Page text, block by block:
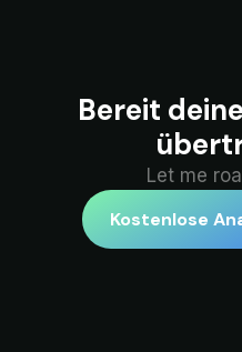
Bereit
Let me
Kostenlose